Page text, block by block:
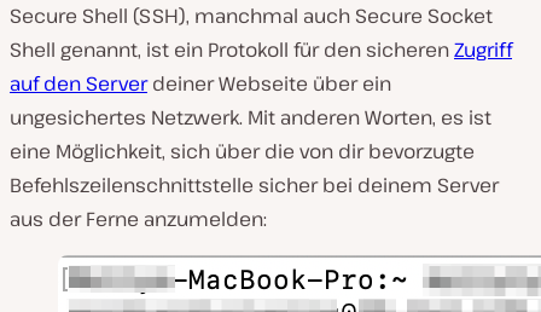
d
e
o
a
b
s
p
i
n
Secure Shell (SSH), manchmal auch Secure Socket
Shell genannt, ist ein Protokoll für den sicherenZugriff
auf den Serverdeiner Webseite über ein
ungesichertes Netzwerk. Mit anderen Worten, es ist
eine Möglichkeit, sich über die von dir bevorzugte
Befehlszeilenschnittstelle sicher bei deinem Server
aus der Ferne anzumelden: